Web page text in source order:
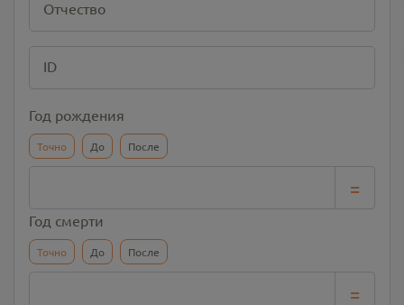
Отчество
ID
Год рождения
Точно До После
=
Год смерти
Точно До После
=